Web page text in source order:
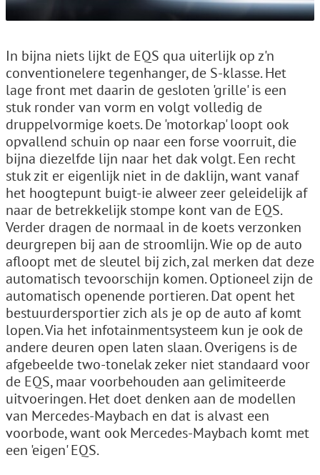
In bijna niets lijkt de EQS qua uiterlijk op z'n
conventionelere tegenhanger, de S-klasse. Het
lage front met daarin de gesloten 'grille' is een
stuk ronder van vorm en volgt volledig de
druppelvormige koets. De 'motorkap' loopt ook
opvallend schuin op naar een forse voorruit, die
bijna diezelfde lijn naar het dak volgt. Een recht
stuk zit er eigenlijk niet in de daklijn, want vanaf
het hoogtepunt buigt-ie alweer zeer geleidelijk af
naar de betrekkelijk stompe kont van de EQS.
Verder dragen de normaal in de koets verzonken
deurgrepen bij aan de stroomlijn. Wie op de auto
afloopt met de sleutel bij zich, zal merken dat deze
automatisch tevoorschijn komen. Optioneel zijn de
automatisch openende portieren. Dat opent het
bestuurdersportier zich als je op de auto af komt
lopen. Via het infotainmentsysteem kun je ook de
andere deuren open laten slaan. Overigens is de
afgebeelde two-tonelak zeker niet standaard voor
de EQS, maar voorbehouden aan gelimiteerde
uitvoeringen. Het doet denken aan de modellen
van Mercedes-Maybach en dat is alvast een
voorbode, want ook Mercedes-Maybach komt met
een 'eigen' EQS.